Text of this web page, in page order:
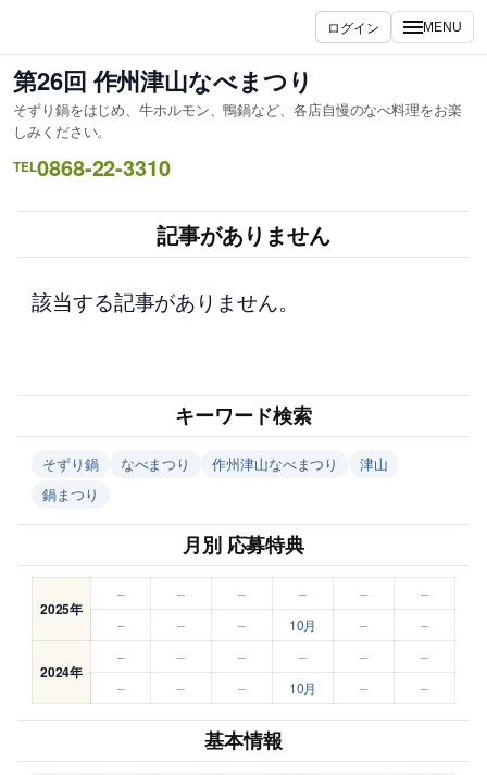
を
ス
キ
ッ
プ
ログイン MENU
第26回 作州津山なべまつり
そずり鍋をはじめ、牛ホルモン、鴨鍋など、各店自慢のなべ料理をお楽
しみください。
TEL0868-22-3310
記事がありません
該当する記事がありません。
キーワード検索
そずり鍋 なべまつり 作州津山なべまつり
津山
鍋まつり
月別 応募特典
2025年
– – – – –
–
–
– – 10月 – –
2024年
– – – – –
–
–
– – 10月 – –
基本情報